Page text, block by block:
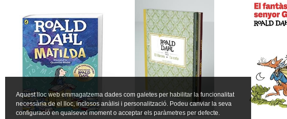
Aquest lloc web emmagatzema dades com galetes per habilitar la funcionalitat
necessària de el lloc, inclosos anàlisi i personalització. Podeu canviar la seva
configuració en qualsevol moment o acceptar els paràmetres per defecte.